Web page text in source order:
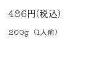
486円(税込)
200g（1人前）